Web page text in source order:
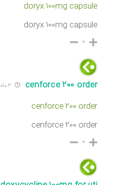
doryx 100mg capsule
doryx 100mg capsule
۰
cenforce 200 order ۳ ماه قبل
cenforce 200 order
cenforce 200 order
۰